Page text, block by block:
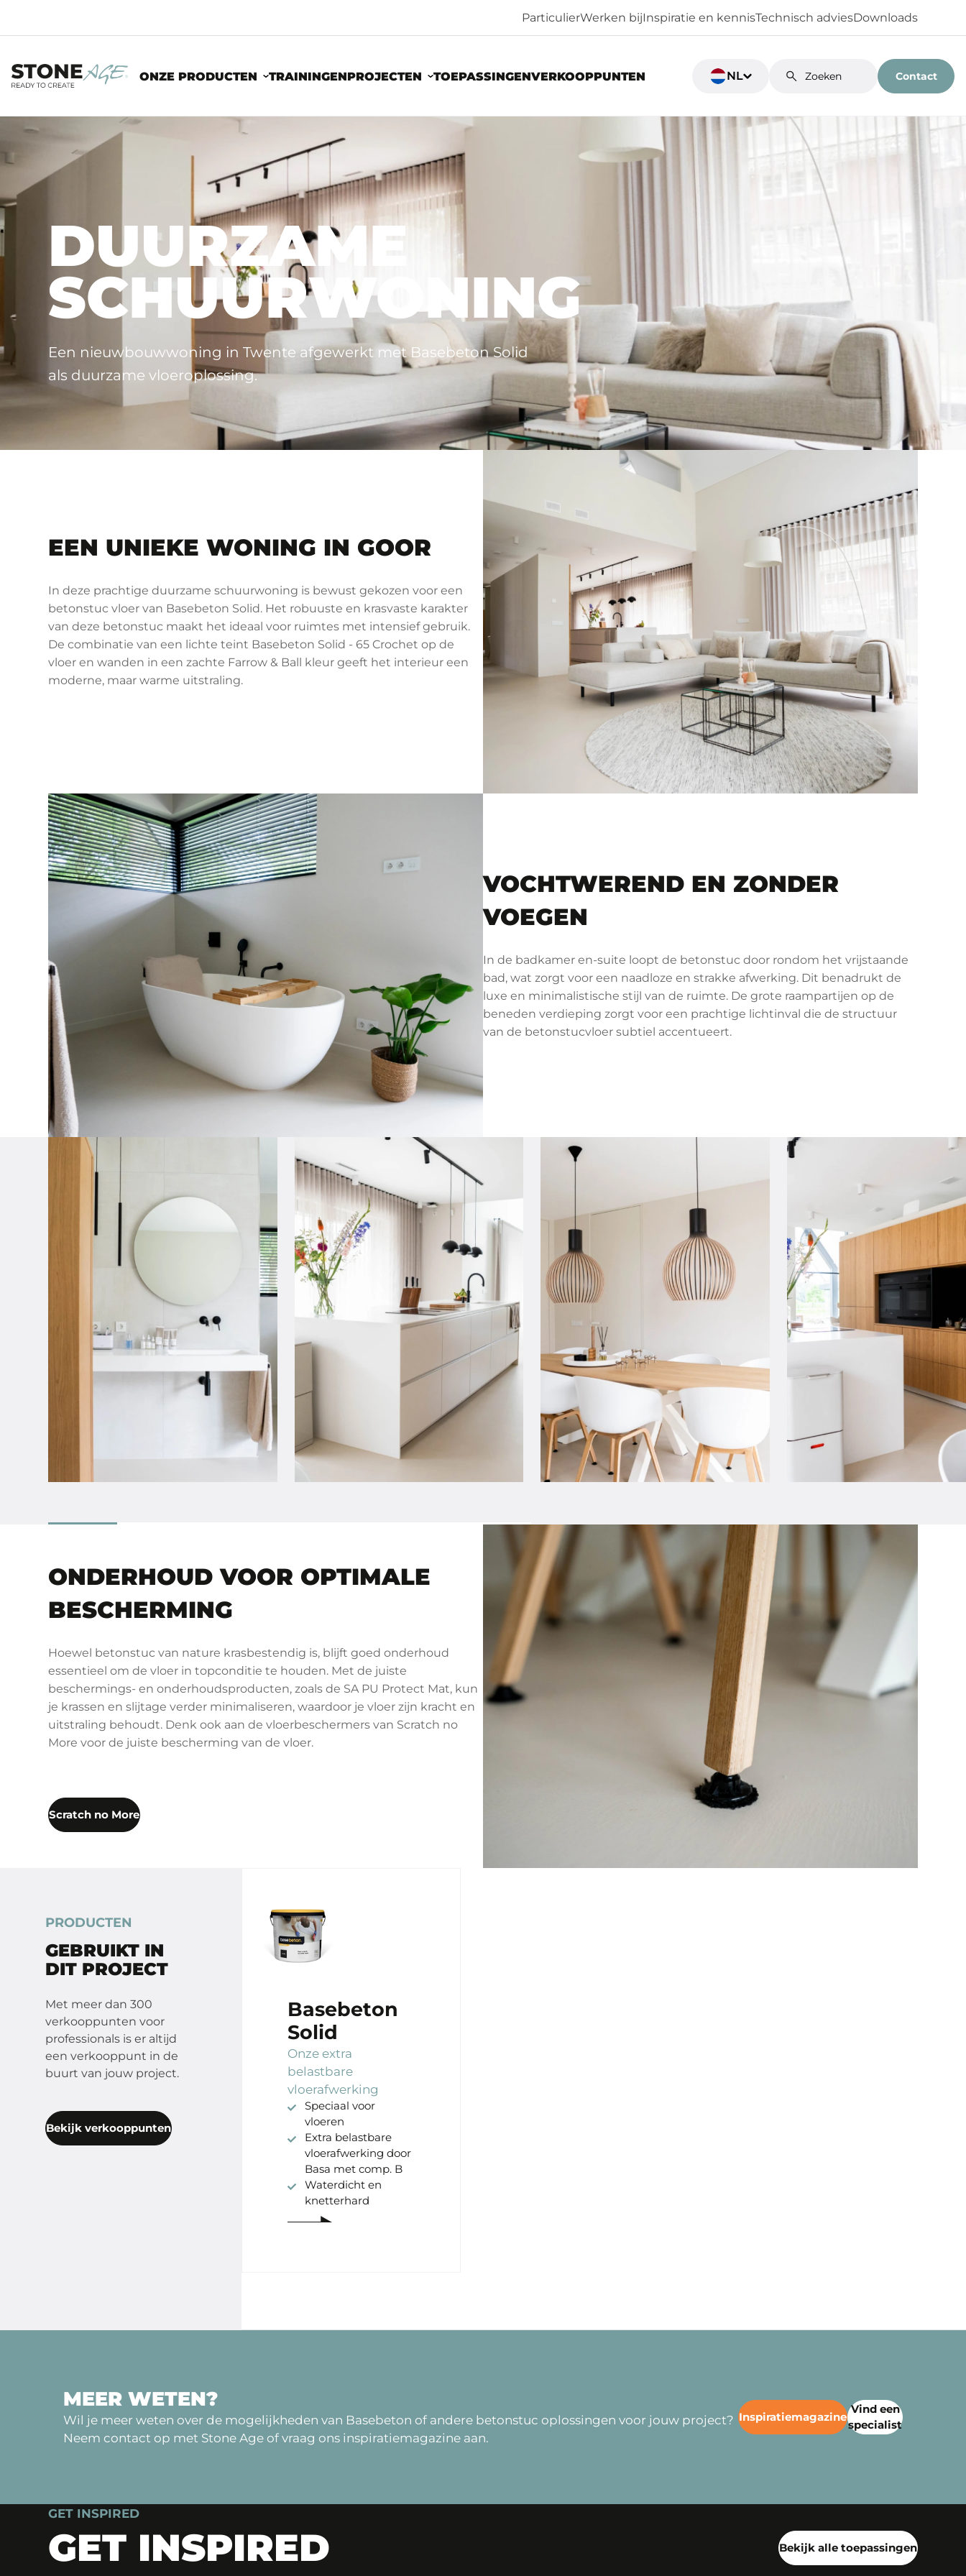
DUURZAME
SCHUURWONING
Een nieuwbouwwoning in Twente afgewerkt met Basebeton Solid
als duurzame vloeroplossing.
ParticulierWerken bijInspiratie en kennisTechnisch adviesDownloads
ONZE PRODUCTEN TRAININGENPROJECTEN TOEPASSINGENVERKOOPPUNTEN NL Contact
EEN UNIEKE WONING IN GOOR
In deze prachtige duurzame schuurwoning is bewust gekozen voor een
betonstuc vloer van Basebeton Solid. Het robuuste en krasvaste karakter
van deze betonstuc maakt het ideaal voor ruimtes met intensief gebruik.
De combinatie van een lichte teint Basebeton Solid - 65 Crochet op de
vloer en wanden in een zachte Farrow & Ball kleur geeft het interieur een
moderne, maar warme uitstraling.
VOCHTWEREND EN ZONDER
VOEGEN
In de badkamer en-suite loopt de betonstuc door rondom het vrijstaande
bad, wat zorgt voor een naadloze en strakke afwerking. Dit benadrukt de
luxe en minimalistische stijl van de ruimte. De grote raampartijen op de
beneden verdieping zorgt voor een prachtige lichtinval die de structuur
van de betonstucvloer subtiel accentueert.
ONDERHOUD VOOR OPTIMALE
BESCHERMING
Hoewel betonstuc van nature krasbestendig is, blijft goed onderhoud
essentieel om de vloer in topconditie te houden. Met de juiste
beschermings- en onderhoudsproducten, zoals de SA PU Protect Mat, kun
je krassen en slijtage verder minimaliseren, waardoor je vloer zijn kracht en
uitstraling behoudt​. Denk ook aan de vloerbeschermers van Scratch no
More voor de juiste bescherming van de vloer.
Scratch no More
PRODUCTEN
GEBRUIKT IN
DIT PROJECT
Met meer dan 300
verkooppunten voor
professionals is er altijd
een verkooppunt in de
buurt van jouw project.
Bekijk verkooppunten
Basebeton
Solid
Onze extra
belastbare
vloerafwerking
Speciaal voor
vloeren
Extra belastbare
vloerafwerking door
Basa met comp. B
Waterdicht en
knetterhard
MEER WETEN?
Wil je meer weten over de mogelijkheden van Basebeton of andere betonstuc oplossingen voor jouw project?
Neem contact op met Stone Age of vraag ons inspiratiemagazine aan.
Inspiratiemagazine
Vind een
specialist
GET INSPIRED
GET INSPIRED Bekijk alle toepassingen